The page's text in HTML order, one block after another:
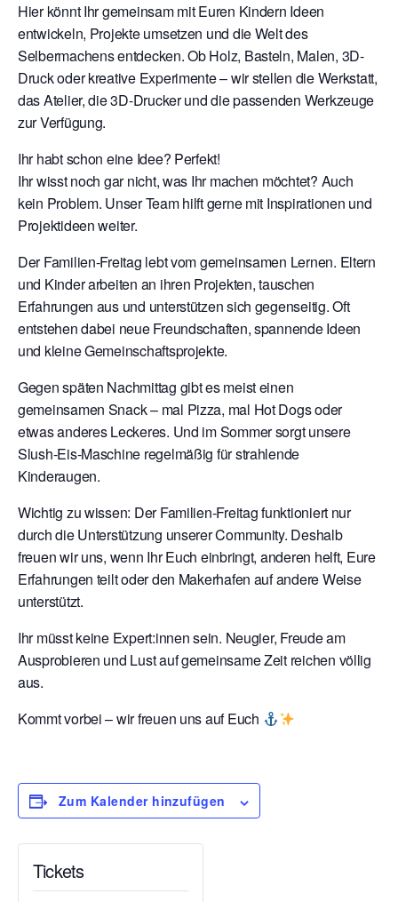
Hier könnt Ihr gemeinsam mit Euren Kindern Ideen
entwickeln, Projekte umsetzen und die Welt des
Selbermachens entdecken. Ob Holz, Basteln, Malen, 3D-
Druck oder kreative Experimente – wir stellen die Werkstatt,
das Atelier, die 3D-Drucker und die passenden Werkzeuge
zur Verfügung.
Ihr habt schon eine Idee? Perfekt!
Ihr wisst noch gar nicht, was Ihr machen möchtet? Auch
kein Problem. Unser Team hilft gerne mit Inspirationen und
Projektideen weiter.
Der Familien-Freitag lebt vom gemeinsamen Lernen. Eltern
und Kinder arbeiten an ihren Projekten, tauschen
Erfahrungen aus und unterstützen sich gegenseitig. Oft
entstehen dabei neue Freundschaften, spannende Ideen
und kleine Gemeinschaftsprojekte.
Gegen späten Nachmittag gibt es meist einen
gemeinsamen Snack – mal Pizza, mal Hot Dogs oder
etwas anderes Leckeres. Und im Sommer sorgt unsere
Slush-Eis-Maschine regelmäßig für strahlende
Kinderaugen.
Wichtig zu wissen: Der Familien-Freitag funktioniert nur
durch die Unterstützung unserer Community. Deshalb
freuen wir uns, wenn Ihr Euch einbringt, anderen helft, Eure
Erfahrungen teilt oder den Makerhafen auf andere Weise
unterstützt.
Ihr müsst keine Expert:innen sein. Neugier, Freude am
Ausprobieren und Lust auf gemeinsame Zeit reichen völlig
aus.
Kommt vorbei – wir freuen uns auf Euch
Zum Kalender hinzufügen
Tickets